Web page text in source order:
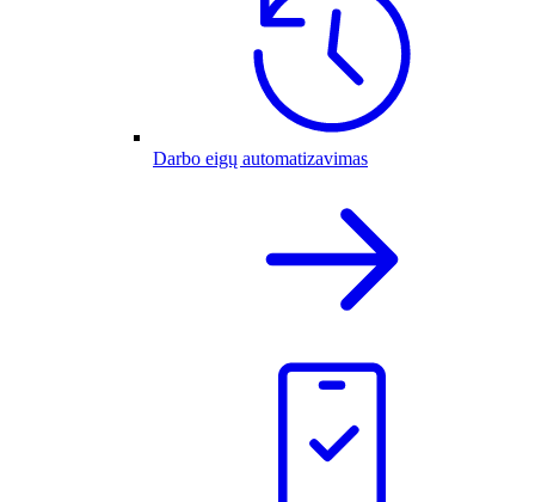
Darbo eigų automatizavimas